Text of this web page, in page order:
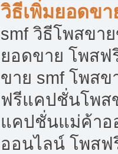
วิธีเพิ่มยอดข
smf วิธีโพสขา
ยอดขาย โพสฟ
ขาย smf โพส
ฟรีแคปชั่นโพส
แคปชั่นแม่ค้า
ออนไลน์ โพสฟ